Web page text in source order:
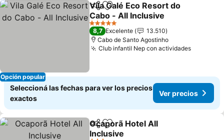
Opción popular
CompartirAñadir a favoritos
Vila Galé Eco Resort do
Cabo - All Inclusive
5 Estrellas
8,7 Excelente
13.510
Cabo de Santo Agostinho
Club infantil Nep con actividades
Seleccioná las fechas para ver los precios
exactos
Ver precios
CompartirAñadir a favoritos
Ocaporã Hotel All
Inclusive